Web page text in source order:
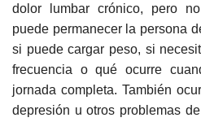
dolor lumbar crónico, pero
puede permanecer la persona
si puede cargar peso, si
frecuencia o qué ocurre
jornada completa. También
depresión u otros problemas